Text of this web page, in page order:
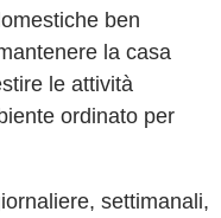
ben
la casa
le attività
ordinato per
settimanali,